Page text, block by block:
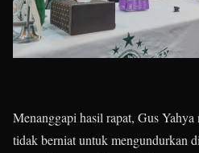
Menanggapi hasil rapat, Gus
tidak berniat untuk mengundurkan